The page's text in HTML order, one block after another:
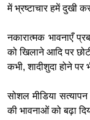
में भ्रष्टाचार हमें दुखी
नकारात्मक भावनाएँ
को खिलाने आदि पर
कभी, शादीशुदा होने पर
सोशल मीडिया
की भावनाओं को बढ़ा